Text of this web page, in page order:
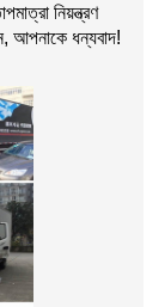
নিয়ন্ত্রণ
আপনাকে ধন্যবাদ!